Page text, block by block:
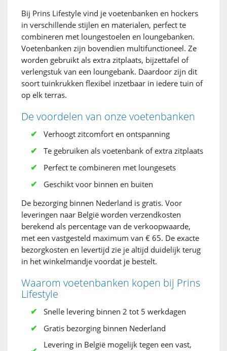
Bij Prins Lifestyle vind je voetenbanken en hockers
in verschillende stijlen en materialen, perfect te
combineren met loungestoelen en loungebanken.
Voetenbanken zijn bovendien multifunctioneel. Ze
worden gebruikt als extra zitplaats, bijzettafel of
verlengstuk van een loungebank. Daardoor zijn dit
soort tuinkrukken flexibel inzetbaar in iedere tuin of
op elk terras.
De voordelen van onze voetenbanken
Verhoogt zitcomfort en ontspanning
Te gebruiken als voetenbank of extra zitplaats
Perfect te combineren met loungesets
Geschikt voor binnen en buiten
De bezorging binnen Nederland is gratis. Voor
leveringen naar België worden verzendkosten
berekend als percentage van de verkoopwaarde,
met een vastgesteld maximum van € 65. De exacte
bezorgkosten en levertijd zie je altijd duidelijk terug
in het winkelmandje voordat je bestelt.
Waarom voetenbanken kopen bij Prins
Lifestyle
Snelle levering binnen 2 tot 5 werkdagen
Gratis bezorging binnen Nederland
Levering in België mogelijk tegen een vast,